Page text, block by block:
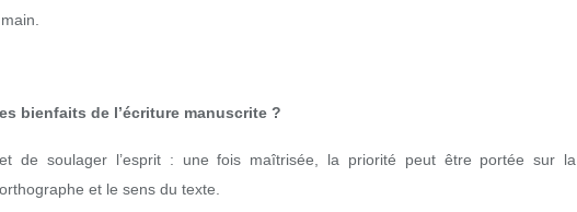
bienfaits de l’écriture manuscrite ?
de soulager l’esprit : une fois maîtrisée, la priorité peut être portée sur la
et le sens du texte.